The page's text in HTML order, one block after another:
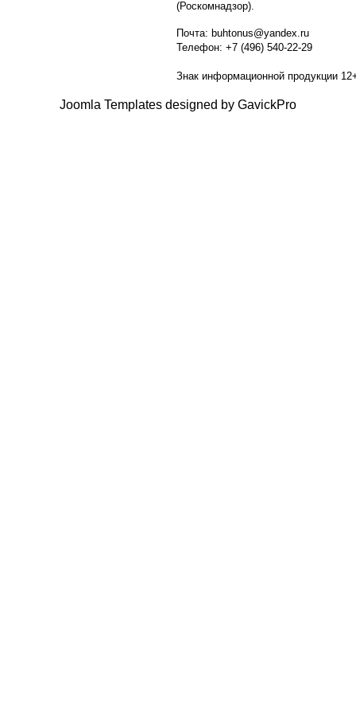
(Роскомнадзор).
Почта: buhtonus@yandex.ru
Телефон: +7 (496) 540-22-29
Знак информационной продукции
Joomla Templates designed by GavickPro